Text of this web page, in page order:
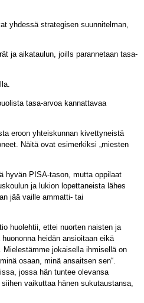
strategisen suunnitelman,
ja aikataulun, joills parannetaan tasa-
tasa-arvoa kannattavaa
eroon yhteiskunnan kivettyneistä
Näitä ovat esimerkiksi „miesten
hyvän PISA-tason, mutta oppilaat
ja lukion lopettaneista lähes
jää vaille ammatti- tai
huolehtii, ettei nuorten naisten ja
heidän ansioitaan eikä
jokaisella ihmisellä on
osaan, minä ansaitsen sen“.
jossa hän tuntee olevansa
vaikuttaa hänen sukutaustansa,